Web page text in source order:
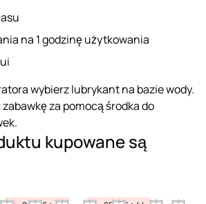
na 1 godzinę użytkowania
wybierz lubrykant na bazie wody.
za pomocą środka do
kupowane są